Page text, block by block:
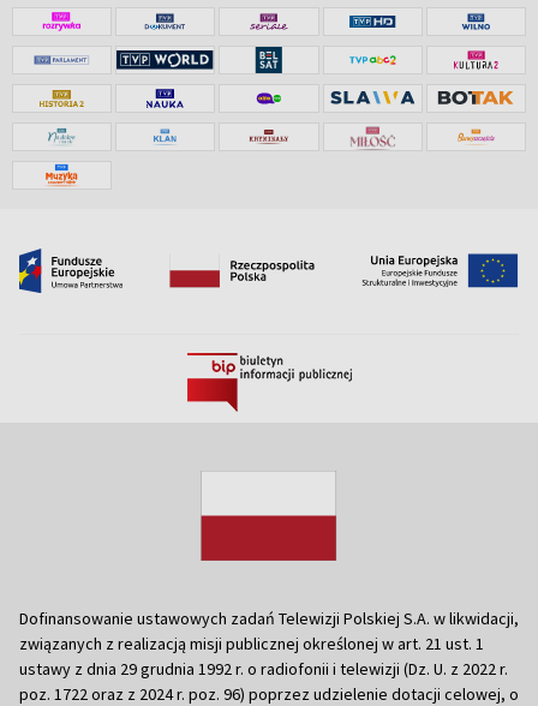
Dofinansowanie ustawowych zadań Telewizji Polskiej S.A. w likwidacji,
związanych z realizacją misji publicznej określonej w art. 21 ust. 1
ustawy z dnia 29 grudnia 1992 r. o radiofonii i telewizji (Dz. U. z 2022 r.
poz. 1722 oraz z 2024 r. poz. 96) poprzez udzielenie dotacji celowej, o